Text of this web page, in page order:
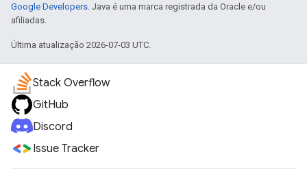
Google Developers . Java é uma marca registrada da Oracle e/ou
afiliadas.
Última atualização 2026-07-03 UTC.
Stack Overflow
GitHub
Discord
Issue Tracker